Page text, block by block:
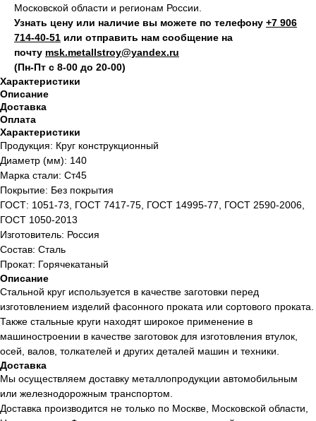
Московской области и регионам России.
Узнать цену или наличие вы можете по телефону +7 906
714‑40-51 или отправить нам сообщение на
почту msk.metallstroy@yandex.ru
(Пн-Пт с 8-00 до 20-00)
Характеристики
Описание
Доставка
Оплата
Характеристики
Продукция: Круг конструкционный
Диаметр (мм): 140
Марка стали: Ст45
Покрытие: Без покрытия
ГОСТ: 1051-73, ГОСТ 7417-75, ГОСТ 14995-77, ГОСТ 2590-2006,
ГОСТ 1050-2013
Изготовитель: Россия
Состав: Сталь
Прокат: Горячекатаный
Описание
Стальной круг используется в качестве заготовки перед
изготовлением изделий фасонного проката или сортового проката.
Также стальные круги находят широкое применение в
машиностроении в качестве заготовок для изготовления втулок,
осей, валов, толкателей и других деталей машин и техники.
Доставка
Мы осуществляем доставку металлопродукции автомобильным
или железнодорожным транспортом.
Доставка производится не только по Москве, Московской области,